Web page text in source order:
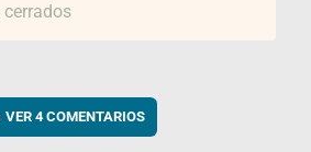
VER4 COMENTARIOS